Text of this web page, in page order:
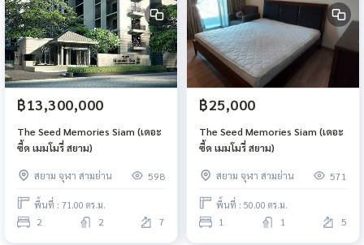
฿13,300,000
The Seed Memories Siam (เดอะ
ซี้ด เมมโมรี่ สยาม)
สยาม จุฬา สามย่าน 598
พื้นที่ : 71.00 ตร.ม.
2 2 7
฿25,000
The Seed Memories Siam (เดอะ
ซี้ด เมมโมรี่ สยาม)
สยาม จุฬา สามย่าน 571
พื้นที่ : 50.00 ตร.ม.
1 1 5